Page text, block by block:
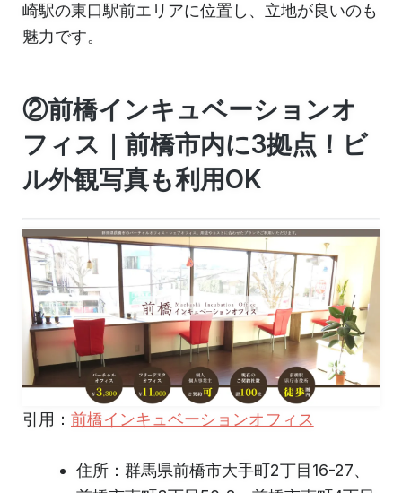
崎駅の東口駅前エリアに位置し、立地が良いのも
魅力です。
②前橋インキュベーションオ
フィス｜前橋市内に3拠点！ビ
ル外観写真も利用OK
引用： 前橋インキュベーションオフィス
住所：群馬県前橋市大手町2丁目16-27、